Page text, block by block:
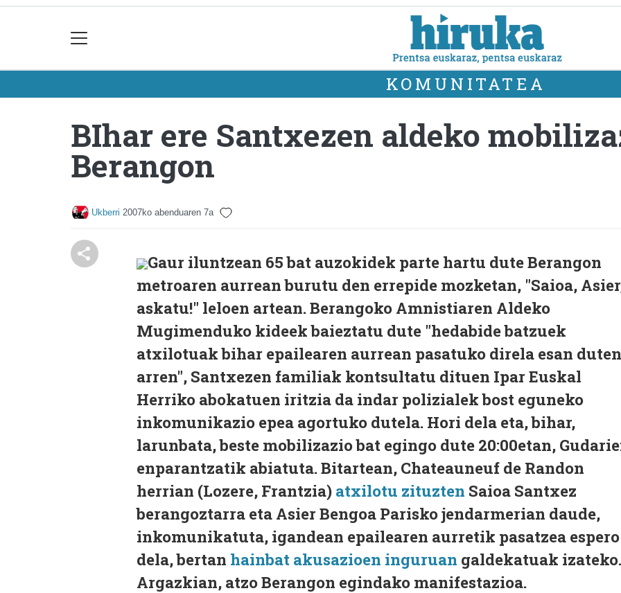
KOMUNITATEA
BIhar ere Santxezen aldeko
Berangon
Ukberri 2007ko abenduaren 7a
Gaur iluntzean 65 bat auzokidek parte hartu dute Berangon
metroaren aurrean burutu den errepide mozketan, "Saioa,
askatu!" leloen artean. Berangoko Amnistiaren Aldeko
Mugimenduko kideek baieztatu dute "hedabide batzuek
atxilotuak bihar epailearen aurrean pasatuko direla esan duten
arren", Santxezen familiak kontsultatu dituen Ipar Euskal
Herriko abokatuen iritzia da indar polizialek bost eguneko
inkomunikazio epea agortuko dutela. Hori dela eta, bihar,
larunbata, beste mobilizazio bat egingo dute 20:00etan,
enparantzatik abiatuta. Bitartean, Chateauneuf de Randon
herrian (Lozere, Frantzia) atxilotu zituzten Saioa Santxez
berangoztarra eta Asier Bengoa Parisko jendarmerian daude,
inkomunikatuta, igandean epailearen aurretik pasatzea espero
dela, bertan hainbat akusazioen inguruan galdekatuak izateko.
Argazkian, atzo Berangon egindako manifestazioa.